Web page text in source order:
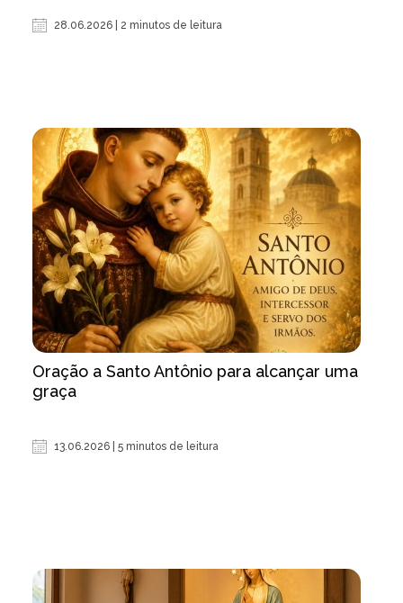
28.06.2026 | 2 minutos de leitura
Oração a Santo Antônio para alcançar uma
graça
13.06.2026 | 5 minutos de leitura